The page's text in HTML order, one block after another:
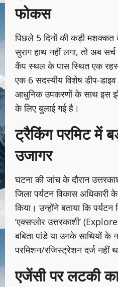
फोकस
पिछले 5 दिनों की कड़ी मशक्कत
सुराग हाथ नहीं लगा, तो अब
कैंप स्थल के पास स्थित एक
एक 6 सदस्यीय विशेष डीप-
आधुनिक उपकरणों के साथ इस
के लिए बुलाई गई है।
ट्रैकिंग परमिट में
उजागर
घटना की जांच के दौरान
जिला पर्यटन विकास
किया। उन्होंने बताया कि
‘एक्सप्लोर उत्तरकाशी’
बबिता पांडे या उनके साथियों के
परमिशन/रजिस्ट्रेशन दर्ज नहीं
​एजेंसी पर लटकी